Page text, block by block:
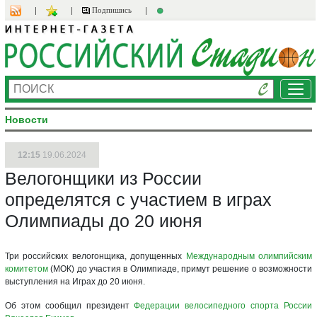
Подпишись
Новости
12:15 19.06.2024
Велогонщики из России
определятся с участием в играх
Олимпиады до 20 июня
Три российских велогонщика, допущенных Международным олимпийским
комитетом(МОК) до участия в Олимпиаде, примут решение о возможности
выступления на Играх до 20 июня.
Об этом сообщил президентФедерации велосипедного спорта России